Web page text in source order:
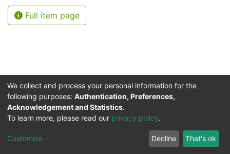
Full item page
Service for the Blind and Visually Impaired
ITMC
Cookie
Privacy
policy
Feedback
We collect and process your personal information for the
following purposes: Authentication, Preferences,
Acknowledgement and Statistics.
To learn more, please read our privacy policy.
Customize Decline That's ok